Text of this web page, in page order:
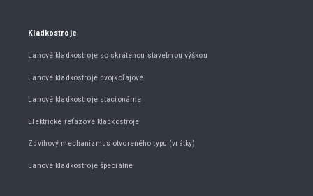
Kladkostroje
Lanové kladkostroje so skrátenou stavebnou výškou
Lanové kladkostroje dvojkoľajové
Lanové kladkostroje stacionárne
Elektrické reťazové kladkostroje
Zdvihový mechanizmus otvoreného typu (vrátky)
Lanové kladkostroje špeciálne